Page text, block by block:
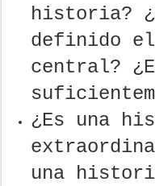
historia?
definido
central?
¿Es una
una